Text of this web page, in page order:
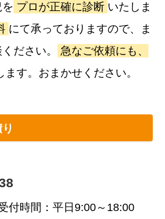
プロが正確に診断 いたしま
にて承っておりますので、ま
ださい。
急なご依頼にも、
ます。おまかせください。
付時間：平日9:00～18:00